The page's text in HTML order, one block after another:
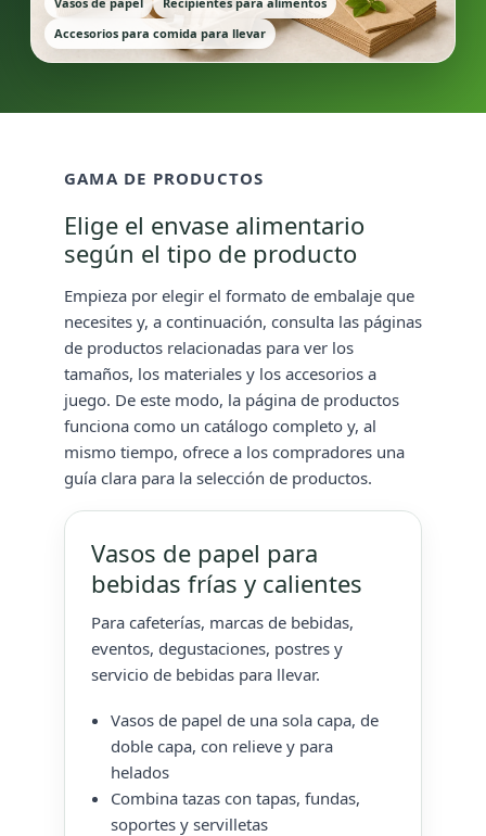
Accesorios para comida para llevar
GAMA DE PRODUCTOS
Elige el envase alimentario
según el tipo de producto
Empieza por elegir el formato de embalaje que
necesites y, a continuación, consulta las páginas
de productos relacionadas para ver los
tamaños, los materiales y los accesorios a
juego. De este modo, la página de productos
funciona como un catálogo completo y, al
mismo tiempo, ofrece a los compradores una
guía clara para la selección de productos.
Vasos de papel para
bebidas frías y calientes
Para cafeterías, marcas de bebidas,
eventos, degustaciones, postres y
servicio de bebidas para llevar.
Vasos de papel de una sola capa, de
doble capa, con relieve y para
helados
Combina tazas con tapas, fundas,
soportes y servilletas